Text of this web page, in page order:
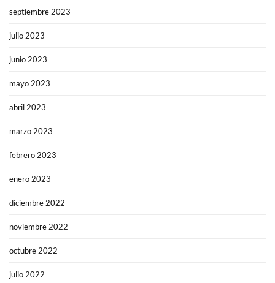
septiembre 2023
julio 2023
junio 2023
mayo 2023
abril 2023
marzo 2023
febrero 2023
enero 2023
diciembre 2022
noviembre 2022
octubre 2022
julio 2022